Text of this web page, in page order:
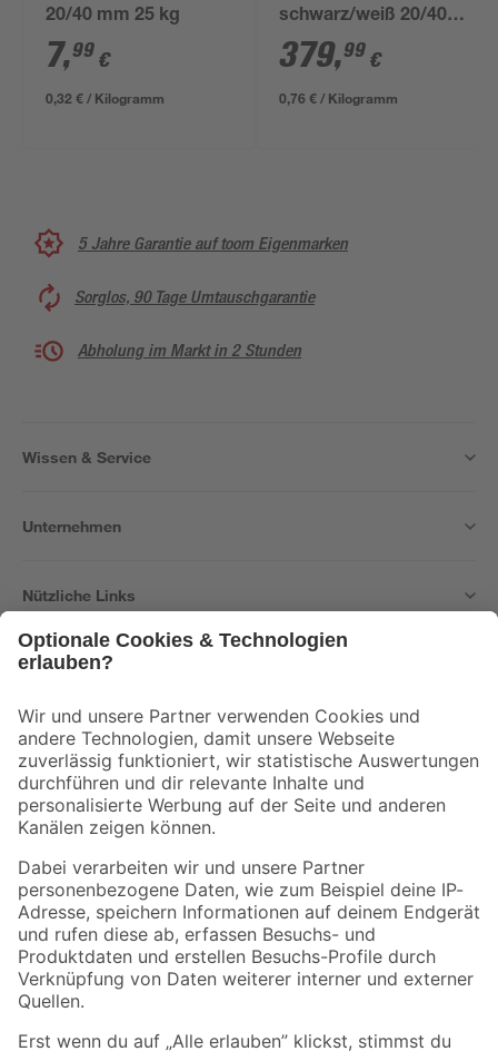
20/40 mm 25 kg
7,99 €
0,32 € / Kilogramm
schwarz/weiß 20/40
mm 500 kg im Big
Bag
379,99 €
0,76 € / Kilogramm
5 Jahre Garantie auf toom Eigenmarken
Sorglos, 90 Tage Umtauschgarantie
Abholung im Markt in 2 Stunden
Wissen & Service
Unternehmen
Nützliche Links
Der toom Newsletter: Keine Angebote und Aktionen mehr verpassen!
Zur Newsletter Anmeldung
Folge uns
Zahlungsarten Versandarten
Sicher einkaufen